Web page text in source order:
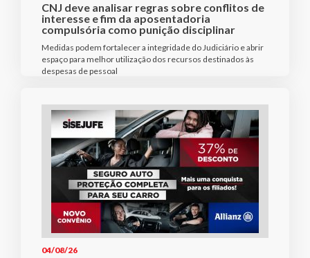
CNJ deve analisar regras sobre conflitos de
interesse e fim da aposentadoria
compulsória como punição disciplinar
Medidas podem fortalecer a integridade do Judiciário e abrir
espaço para melhor utilização dos recursos destinados às
despesas de pessoal
04/08/26